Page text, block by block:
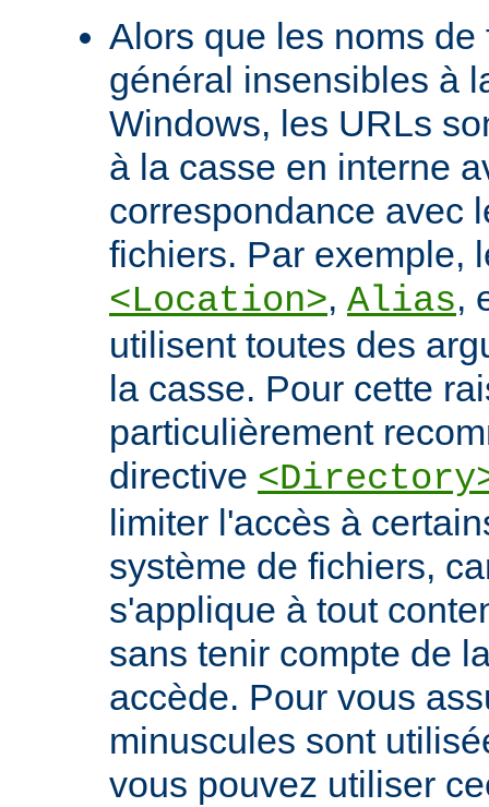
Alors que les noms
général insensibles à
Windows, les URLs
à la casse en interne
correspondance avec
fichiers. Par exemple,
<Location>, Alias,
utilisent toutes des
la casse. Pour cette
particulièrement
directive
limiter l'accès à
système de fichiers,
s'applique à tout
sans tenir compte de
accède. Pour vous
minuscules sont
vous pouvez utiliser